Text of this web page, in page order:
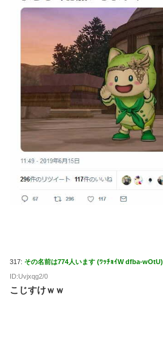
317: その名前は774人います (ﾜｯﾁｮｲW dfba-wOtU)
ID:Uvjxqg2/0
こじすけｗｗ